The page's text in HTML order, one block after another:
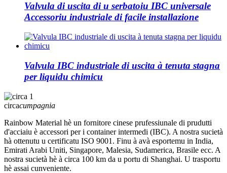
Valvula di uscita di u serbatoiu IBC universale
Accessoriu industriale di facile installazione
Valvula IBC industriale di uscita à tenuta stagna
per liquidu chimicu
circacumpagnia
Rainbow Material hè un fornitore cinese prufessiunale di prudutti
d'acciaiu è accessori per i container intermedi (IBC). A nostra sucietà
hà ottenutu u certificatu ISO 9001. Finu à avà esportemu in India,
Emirati Arabi Uniti, Singapore, Malesia, Sudamerica, Brasile ecc. A
nostra sucietà hè à circa 100 km da u portu di Shanghai. U trasportu
hè assai cunveniente.